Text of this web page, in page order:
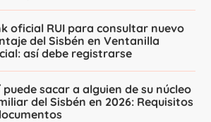
oficial RUI para consultar nuevo
del Sisbén en Ventanilla
así debe registrarse
puede sacar a alguien de su núcleo
del Sisbén en 2026: Requisitos